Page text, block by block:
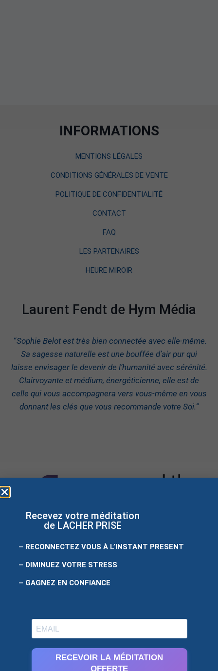
INFORMATIONS
MENTIONS LÉGALES
CONDITIONS GÉNÉRALES DE VENTE
POLITIQUE DE CONFIDENTIALITÉ
CONTACT
FAQ
LES PARTENAIRES
HEURE MIROIR
Laurent Fendt de Hym Média
“Sophie Belot est très bien connectée avec elle-même.
Sa sagesse naturelle est une bouffée d’air pur qui
laisse envisager le devenir de l’humanité avec sérénité.
Clairvoyante et médium, énergéticienne, elle est de
celle qui vous accompagnera vers vous-même en vous
donnant les clés que vous recommande votre Soi.“
Site créépareasyweb
Recevez votre méditation
de LACHER PRISE
– RECONNECTEZ VOUS À L’INSTANT PRESENT
– DIMINUEZ VOTRE STRESS
– GAGNEZ EN CONFIANCE
RECEVOIR LA MÉDITATION
OFFERTE